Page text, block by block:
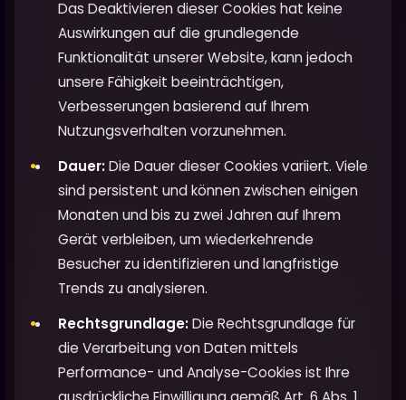
Das Deaktivieren dieser Cookies hat keine
Auswirkungen auf die grundlegende
Funktionalität unserer Website, kann jedoch
unsere Fähigkeit beeinträchtigen,
Verbesserungen basierend auf Ihrem
Nutzungsverhalten vorzunehmen.
Dauer:Die Dauer dieser Cookies variiert. Viele
sind persistent und können zwischen einigen
Monaten und bis zu zwei Jahren auf Ihrem
Gerät verbleiben, um wiederkehrende
Besucher zu identifizieren und langfristige
Trends zu analysieren.
Rechtsgrundlage:Die Rechtsgrundlage für
die Verarbeitung von Daten mittels
Performance- und Analyse-Cookies ist Ihre